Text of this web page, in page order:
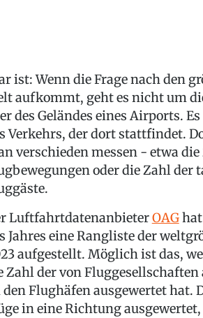
ist: Wenn die Frage nach den
aufkommt, geht es nicht um
des Geländes eines Airports.
Verkehrs, der dort stattfindet.
verschieden messen - etwa
oder die Zahl der
LuftfahrtdatenanbieterOAGhat
Jahres eine Rangliste der
aufgestellt. Möglich ist das,
Zahl der von Fluggesellschaften
den Flughäfen ausgewertet hat.
in eine Richtung